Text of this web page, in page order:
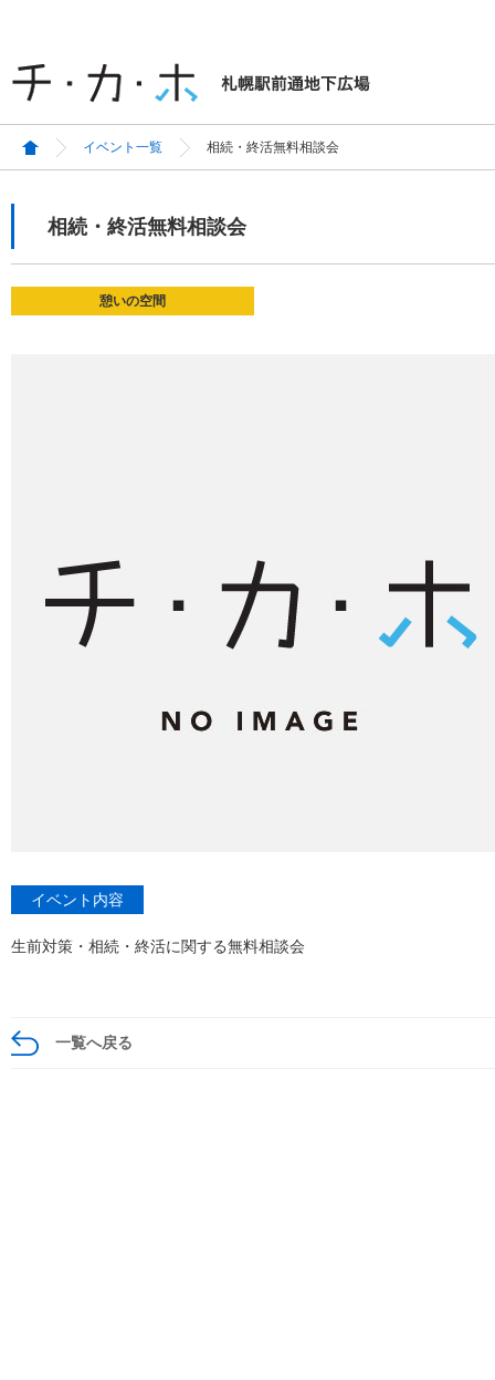
イベント一覧 相続・終活無料相談会
相続・終活無料相談会
憩いの空間
イベント内容
生前対策・相続・終活に関する無料相談会
一覧へ戻る